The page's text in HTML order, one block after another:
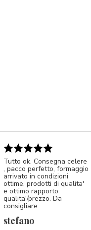
S*
Tutto ok. Consegna celere
, pacco perfetto, formaggio
arrivato in condizioni
ottime, prodotti di qualita'
e ottimo rapporto
qualita'/prezzo. Da
consigliare
stefano